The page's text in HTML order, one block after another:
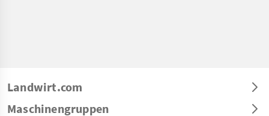
Landwirt.com
Maschinengruppen